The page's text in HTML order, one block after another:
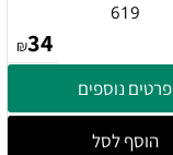
619
₪34
פרטים נוספים
הוסף לסל